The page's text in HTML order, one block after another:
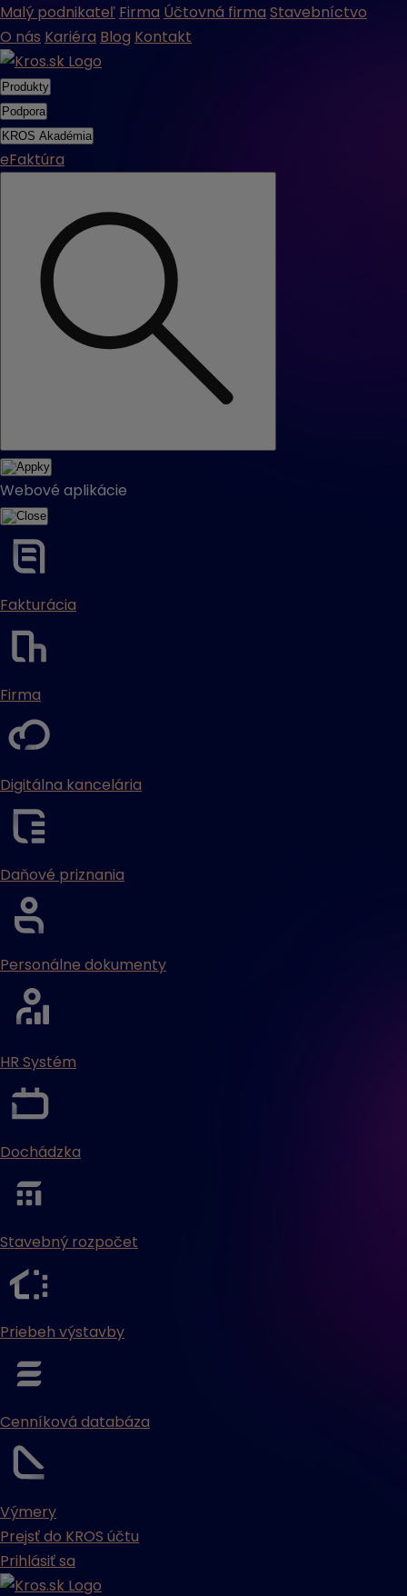
Malý podnikateľ Firma Účtovná firma Stavebníctvo
O nás Kariéra Blog Kontakt
Produkty
Podpora
KROS Akadémia
eFaktúra
Webové aplikácie
Fakturácia
Firma
Digitálna kancelária
Daňové priznania
Personálne dokumenty
HR Systém
Dochádzka
Stavebný rozpočet
Priebeh výstavby
Cenníková databáza
Výmery
Prejsť do KROS účtu
Prihlásiť sa